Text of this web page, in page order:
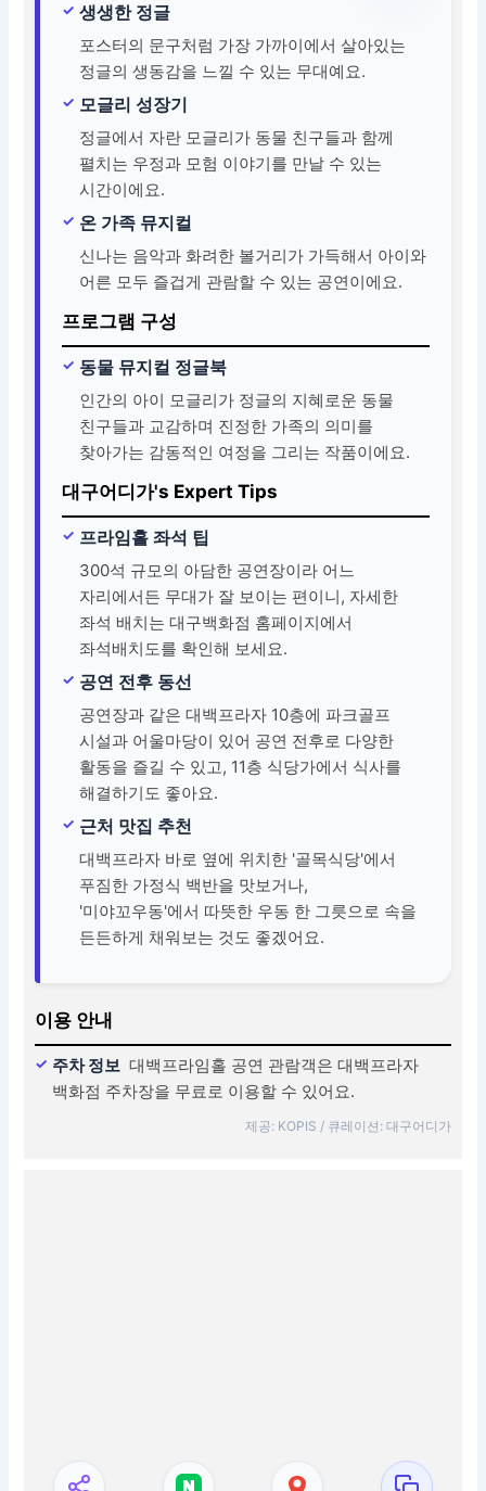
생생한 정글
포스터의 문구처럼 가장 가까이에서 살아있는
정글의 생동감을 느낄 수 있는 무대예요.
모글리 성장기
정글에서 자란 모글리가 동물 친구들과 함께
펼치는 우정과 모험 이야기를 만날 수 있는
시간이에요.
온 가족 뮤지컬
신나는 음악과 화려한 볼거리가 가득해서 아이와
어른 모두 즐겁게 관람할 수 있는 공연이에요.
프로그램 구성
동물 뮤지컬 정글북
인간의 아이 모글리가 정글의 지혜로운 동물
친구들과 교감하며 진정한 가족의 의미를
찾아가는 감동적인 여정을 그리는 작품이에요.
대구어디가's Expert Tips
프라임홀 좌석 팁
300석 규모의 아담한 공연장이라 어느
자리에서든 무대가 잘 보이는 편이니, 자세한
좌석 배치는 대구백화점 홈페이지에서
좌석배치도를 확인해 보세요.
공연 전후 동선
공연장과 같은 대백프라자 10층에 파크골프
시설과 어울마당이 있어 공연 전후로 다양한
활동을 즐길 수 있고, 11층 식당가에서 식사를
해결하기도 좋아요.
근처 맛집 추천
대백프라자 바로 옆에 위치한 '골목식당'에서
푸짐한 가정식 백반을 맛보거나,
'미야꼬우동'에서 따뜻한 우동 한 그릇으로 속을
든든하게 채워보는 것도 좋겠어요.
이용 안내
주차 정보 대백프라임홀 공연 관람객은 대백프라자
백화점 주차장을 무료로 이용할 수 있어요.
제공: KOPIS / 큐레이션: 대구어디가